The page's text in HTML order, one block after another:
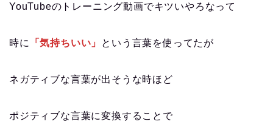
YouTubeのトレーニング動画でキツいやろなって
時に 「気持ちいい」 という言葉を使ってたが
ネガティブな言葉が出そうな時ほど
ポジティブな言葉に変換することで